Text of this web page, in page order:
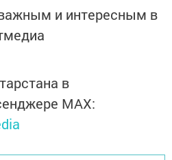
и интересным в
в
MАХ: